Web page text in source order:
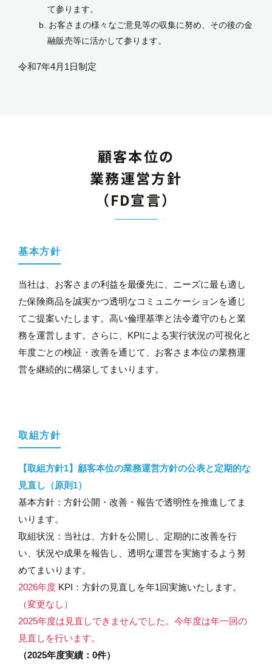
て参ります。
お客さまの様々なご意見等の収集に努め、その後の金
融販売等に活かして参ります。
令和7年4月1日制定
顧客本位の
業務運営方針
（FD宣言）
基本方針
当社は、お客さまの利益を最優先に、ニーズに最も適し
た保険商品を誠実かつ透明なコミュニケーションを通じ
てご提案いたします。高い倫理基準と法令遵守のもと業
務を運営します。さらに、KPIによる実行状況の可視化と
年度ごとの検証・改善を通じて、お客さま本位の業務運
営を継続的に構築してまいります。
取組方針
【取組方針1】顧客本位の業務運営方針の公表と定期的な
見直し（原則1）
基本方針：方針公開・改善・報告で透明性を推進してま
いります。
取組状況：当社は、方針を公開し、定期的に改善を行
い、状況や成果を報告し、透明な運営を実施するよう努
めてまいります。
2026年度 KPI：方針の見直しを年1回実施いたします。
（変更なし）
2025年度は見直しできませんでした。今年度は年一回の
見直しを行います。
（2025年度実績：0件）